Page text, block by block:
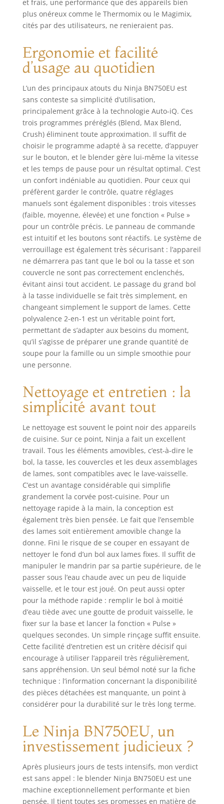
et frais, une performance que des appareils bien
plus onéreux comme le Thermomix ou le Magimix,
cités par des utilisateurs, ne renieraient pas.
Ergonomie et facilité
d’usage au quotidien
L’un des principaux atouts du Ninja BN750EU est
sans conteste sa simplicité d’utilisation,
principalement grâce à la technologie Auto-iQ. Ces
trois programmes préréglés (Blend, Max Blend,
Crush) éliminent toute approximation. Il suffit de
choisir le programme adapté à sa recette, d’appuyer
sur le bouton, et le blender gère lui-même la vitesse
et les temps de pause pour un résultat optimal. C’est
un confort indéniable au quotidien. Pour ceux qui
préfèrent garder le contrôle, quatre réglages
manuels sont également disponibles : trois vitesses
(faible, moyenne, élevée) et une fonction « Pulse »
pour un contrôle précis. Le panneau de commande
est intuitif et les boutons sont réactifs. Le système de
verrouillage est également très sécurisant : l’appareil
ne démarrera pas tant que le bol ou la tasse et son
couvercle ne sont pas correctement enclenchés,
évitant ainsi tout accident. Le passage du grand bol
à la tasse individuelle se fait très simplement, en
changeant simplement le support de lames. Cette
polyvalence 2-en-1 est un véritable point fort,
permettant de s’adapter aux besoins du moment,
qu’il s’agisse de préparer une grande quantité de
soupe pour la famille ou un simple smoothie pour
une personne.
Nettoyage et entretien : la
simplicité avant tout
Le nettoyage est souvent le point noir des appareils
de cuisine. Sur ce point, Ninja a fait un excellent
travail. Tous les éléments amovibles, c’est-à-dire le
bol, la tasse, les couvercles et les deux assemblages
de lames, sont compatibles avec le lave-vaisselle.
C’est un avantage considérable qui simplifie
grandement la corvée post-cuisine. Pour un
nettoyage rapide à la main, la conception est
également très bien pensée. Le fait que l’ensemble
des lames soit entièrement amovible change la
donne. Fini le risque de se couper en essayant de
nettoyer le fond d’un bol aux lames fixes. Il suffit de
manipuler le mandrin par sa partie supérieure, de le
passer sous l’eau chaude avec un peu de liquide
vaisselle, et le tour est joué. On peut aussi opter
pour la méthode rapide : remplir le bol à moitié
d’eau tiède avec une goutte de produit vaisselle, le
fixer sur la base et lancer la fonction « Pulse »
quelques secondes. Un simple rinçage suffit ensuite.
Cette facilité d’entretien est un critère décisif qui
encourage à utiliser l’appareil très régulièrement,
sans appréhension. Un seul bémol noté sur la fiche
technique : l’information concernant la disponibilité
des pièces détachées est manquante, un point à
considérer pour la durabilité sur le très long terme.
Le Ninja BN750EU, un
investissement judicieux ?
Après plusieurs jours de tests intensifs, mon verdict
est sans appel : le blender Ninja BN750EU est une
machine exceptionnellement performante et bien
pensée. Il tient toutes ses promesses en matière de